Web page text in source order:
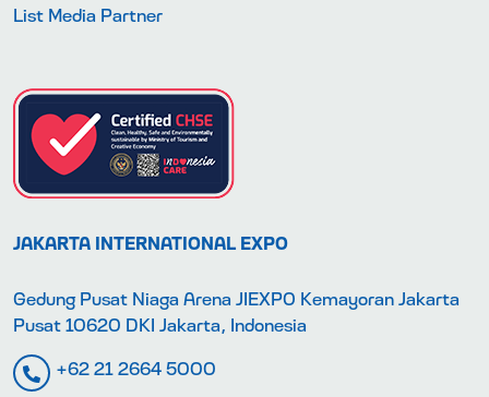
List Media Partner
JAKARTA INTERNATIONAL EXPO
Gedung Pusat Niaga Arena JIEXPO Kemayoran Jakarta
Pusat 10620 DKI Jakarta, Indonesia
+62 21 2664 5000